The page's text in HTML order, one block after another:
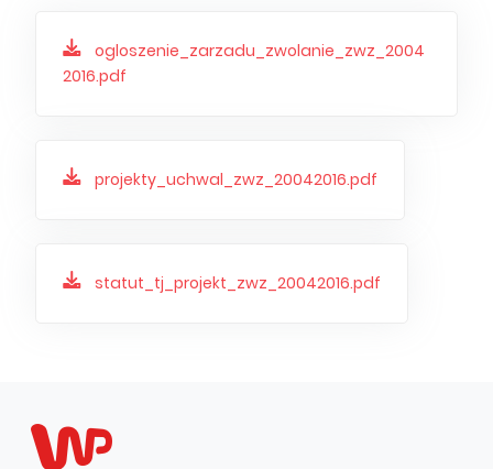
ogloszenie_zarzadu_zwolanie_zwz_2004
2016.pdf
projekty_uchwal_zwz_20042016.pdf
statut_tj_projekt_zwz_20042016.pdf